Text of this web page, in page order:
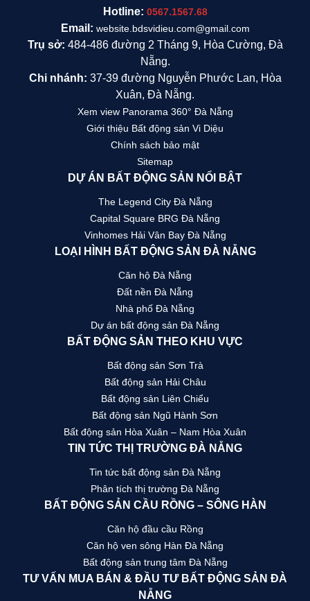
Hotline: 0567.1567.68
Email: website.bdsvidieu.com@gmail.com
Trụ sở: 484-486 đường 2 Tháng 9, Hòa Cường, Đà
Nẵng.
Chi nhánh: 37-39 đường Nguyễn Phước Lan, Hòa
Xuân, Đà Nẵng.
Xem view Panorama 360° Đà Nẵng
Giới thiệu Bất động sản Vi Diệu
Chính sách bảo mật
Sitemap
DỰ ÁN BẤT ĐỘNG SẢN NỔI BẬT
The Legend City Đà Nẵng
Capital Square BRG Đà Nẵng
Vinhomes Hải Vân Bay Đà Nẵng
LOẠI HÌNH BẤT ĐỘNG SẢN ĐÀ NẴNG
Căn hộ Đà Nẵng
Đất nền Đà Nẵng
Nhà phố Đà Nẵng
Dự án bất động sản Đà Nẵng
BẤT ĐỘNG SẢN THEO KHU VỰC
Bất động sản Sơn Trà
Bất động sản Hải Châu
Bất động sản Liên Chiểu
Bất động sản Ngũ Hành Sơn
Bất động sản Hòa Xuân – Nam Hòa Xuân
TIN TỨC THỊ TRƯỜNG ĐÀ NẴNG
Tin tức bất động sản Đà Nẵng
Phân tích thị trường Đà Nẵng
BẤT ĐỘNG SẢN CẦU RỒNG – SÔNG HÀN
Căn hộ đầu cầu Rồng
Căn hộ ven sông Hàn Đà Nẵng
Bất động sản trung tâm Đà Nẵng
TƯ VẤN MUA BÁN & ĐẦU TƯ BẤT ĐỘNG SẢN ĐÀ
NẴNG